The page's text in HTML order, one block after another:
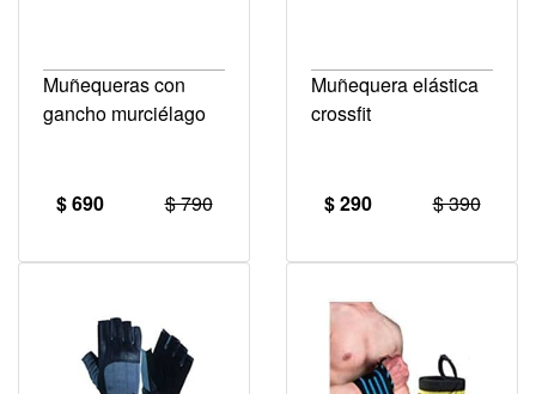
Muñequeras con
gancho murciélago
$ 690 $ 790
Muñequera elástica
crossfit
$ 290 $ 390